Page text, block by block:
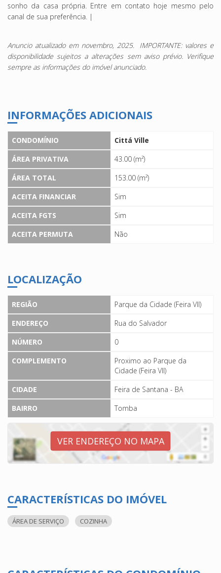
sonho da casa própria. Entre em contato hoje mesmo pelo
canal de sua preferência. |
Anuncio atualizado em novembro, 2025. IMPORTANTE: valores e
disponibilidade sujeitos a alterações sem aviso prévio. Verifique
sempre as informações do imóvel anunciado.
INFORMAÇÕES ADICIONAIS
CONDOMÍNIO
Cittá Ville
ÁREA PRIVATIVA
43.00 (m²)
ÁREA TOTAL
153.00 (m²)
ACEITA FINANCIAR
Sim
ACEITA FGTS
Sim
ACEITA PERMUTA
Não
LOCALIZAÇÃO
REGIÃO
Parque da Cidade (Feira VII)
ENDEREÇO
Rua do Salvador
NÚMERO
0
COMPLEMENTO
Proximo ao Parque da
Cidade (Feira VII)
CIDADE
Feira de Santana - BA
BAIRRO
Tomba
VER ENDEREÇO NO MAPA
CARACTERÍSTICAS DO IMÓVEL
ÁREA DE SERVIÇO COZINHA